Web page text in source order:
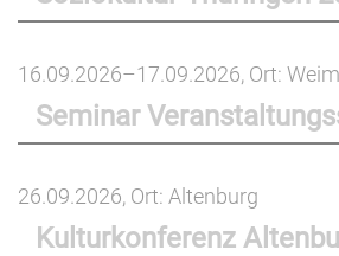
16.09.2026–17.09.2026, Ort:
Seminar
26.09.2026, Ort: Altenburg
Kulturkonferenz